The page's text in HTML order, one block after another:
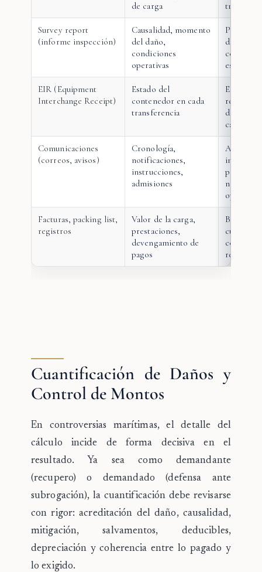
de carga
Survey report
(informe inspección)
Causalidad, momento
del daño,
condiciones
operativas
Peritaje
decisivo;
EIR (Equipment
Interchange Receipt)
Estado del
contenedor en cada
transferencia
Establece
daño al
carga
Comunicaciones
(correos, avisos)
Cronología,
notificaciones,
instrucciones,
admisiones
Facturas, packing list,
registros
Valor de la carga,
prestaciones,
devengamiento de
pagos
Base para
Cuantificación de Daños y
Control de Montos
En controversias marítimas, el detalle del
cálculo incide de forma decisiva en el
resultado. Ya sea como demandante
(recupero) o demandado (defensa ante
subrogación), la cuantificación debe revisarse
con rigor: acreditación del daño, causalidad,
mitigación, salvamentos, deducibles,
depreciación y coherencia entre lo pagado y
lo exigido.